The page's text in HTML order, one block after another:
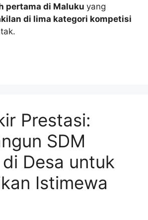
pertama di Maluku yang
di lima kategori kompetisi
Prestasi:
SDM
Desa untuk
Istimewa